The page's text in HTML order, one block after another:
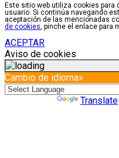
Este sitio web utiliza cookies
usuario. Si continúa navegando
aceptación de las mencionadas
de cookies, pinche el enlace para
ACEPTAR
Aviso de cookies
Cambio de idioma»
Translate